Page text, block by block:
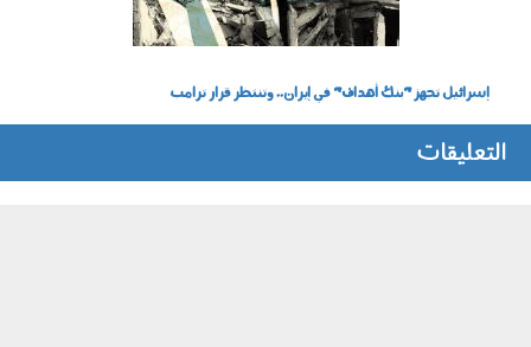
إسرائيل تجهز "بنك أهداف" في إيران.. وتنتظر قرار ترامب
التعليقات